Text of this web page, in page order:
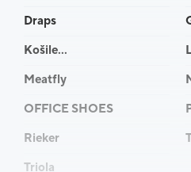
Draps
Košile...
Meatfly
OFFICE SHOES
Rieker
Triola